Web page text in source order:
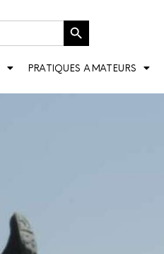
Bouton de recherche
PRATIQUES AMATEURS